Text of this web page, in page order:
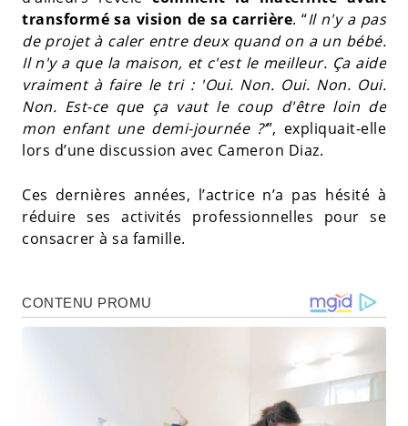
transformé sa vision de sa carrière. “Il n'y a pas
de projet à caler entre deux quand on a un bébé.
Il n'y a que la maison, et c'est le meilleur. Ça aide
vraiment à faire le tri : 'Oui. Non. Oui. Non. Oui.
Non. Est-ce que ça vaut le coup d'être loin de
mon enfant une demi-journée ?’”, expliquait-elle
lors d’une discussion avec Cameron Diaz.
Ces dernières années, l’actrice n’a pas hésité à
réduire ses activités professionnelles pour se
consacrer à sa famille.